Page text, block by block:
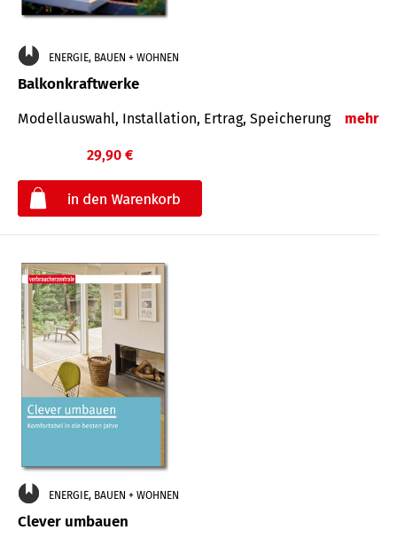
ENERGIE, BAUEN + WOHNEN
Balkonkraftwerke
Modellauswahl, Installation, Ertrag, Speicherung mehr
29,90 €
ENERGIE, BAUEN + WOHNEN
Clever umbauen